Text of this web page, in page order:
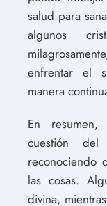
salud para
algunos
enfrentar el
manera
En
cuestión
reconociendo
las cosas.
divina,